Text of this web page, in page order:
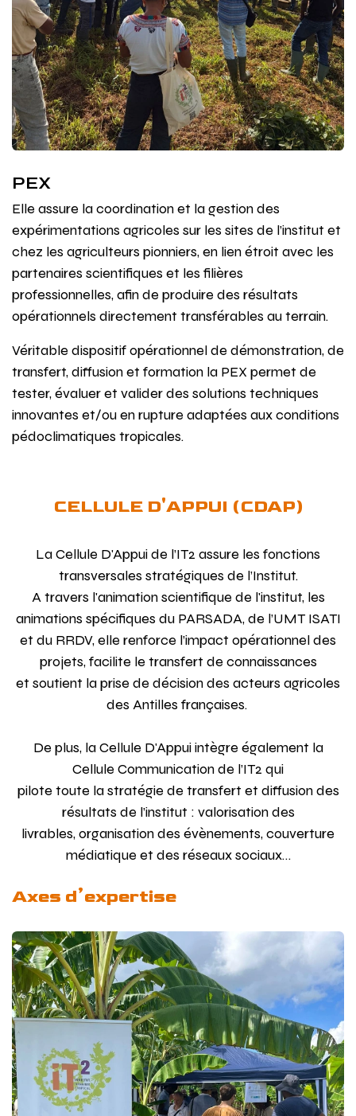
PEX
Elle assure la coordination et la gestion des
expérimentations agricoles sur les sites de l’institut et
chez les agriculteurs pionniers, en lien étroit avec les
partenaires scientifiques et les filières
professionnelles, afin de produire des résultats
opérationnels directement transférables au terrain.
Véritable dispositif opérationnel de démonstration, de
transfert, diffusion et formation la PEX permet de
tester, évaluer et valider des solutions techniques
innovantes et/ou en rupture adaptées aux conditions
pédoclimatiques tropicales.
CELLULE D'APPUI (CDAP)
La Cellule D'Appui de l’IT2 assure les fonctions
transversales stratégiques de l’Institut.
A travers l'animation scientifique de l'institut, les
animations spécifiques du PARSADA, de l’UMT ISATI
et du RRDV, elle renforce l’impact opérationnel des
projets, facilite le transfert de connaissances
et soutient la prise de décision des acteurs agricoles
des Antilles françaises.
De plus, la Cellule D'Appui intègre également la
Cellule Communication de l’IT2 qui
pilote toute la stratégie de transfert et diffusion des
résultats de l’institut : valorisation des
livrables, organisation des évènements, couverture
médiatique et des réseaux sociaux…
Axes d’expertise